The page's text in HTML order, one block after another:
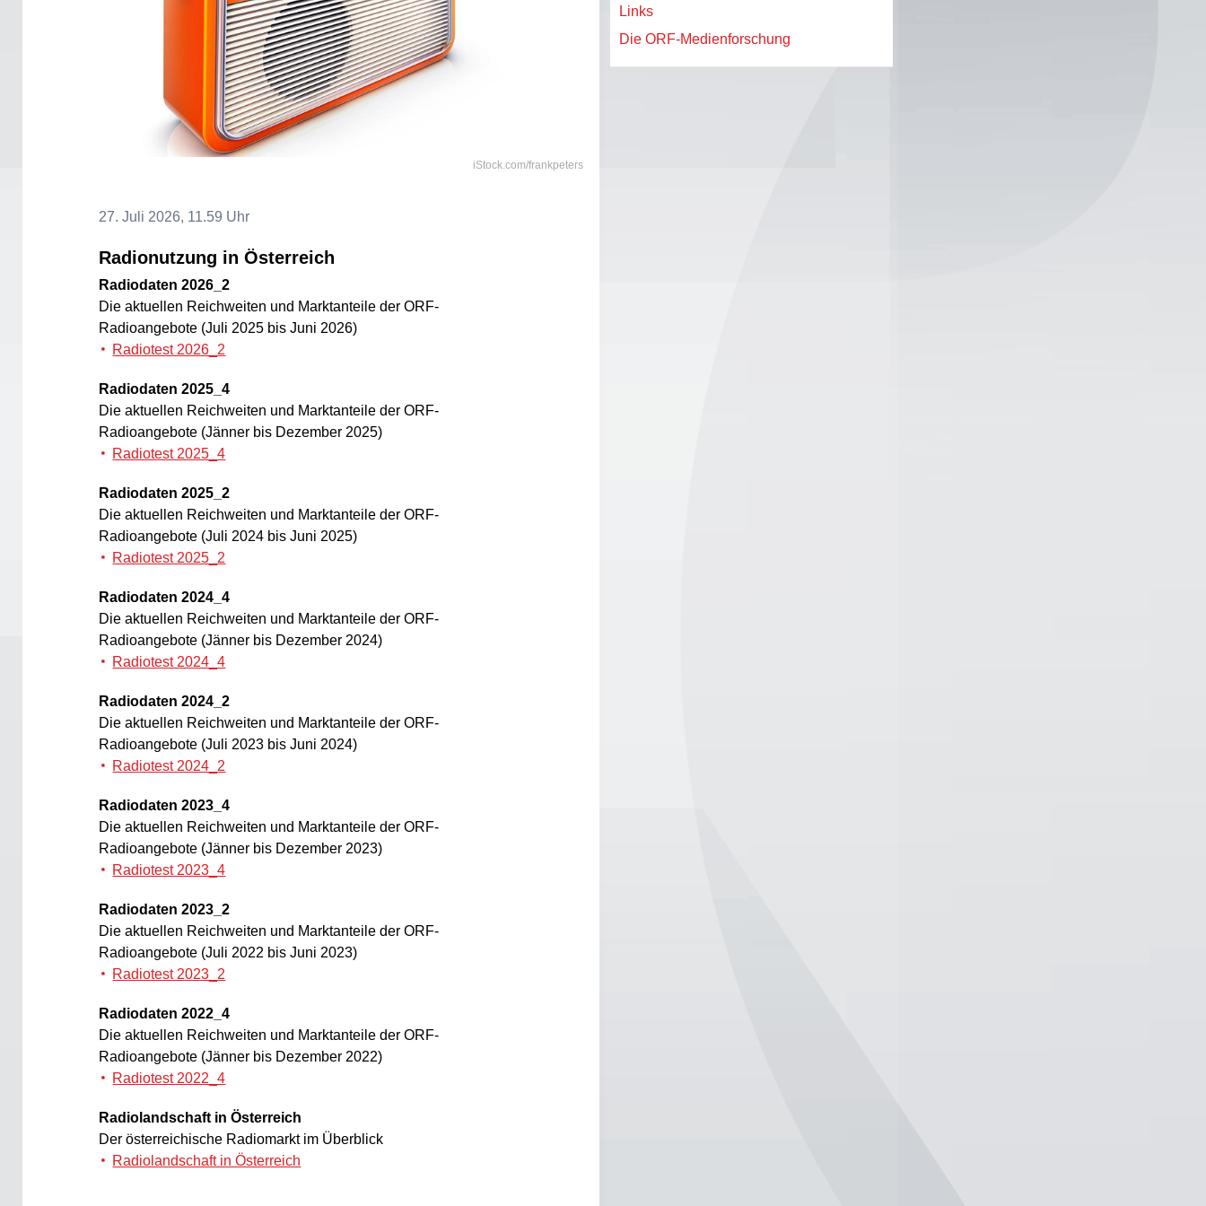
iStock.com/frankpeters
27. Juli 2026, 11.59 Uhr
Radionutzung in Österreich
Radiodaten 2026_2
Die aktuellen Reichweiten und Marktanteile der ORF-
Radioangebote (Juli 2025 bis Juni 2026)
Radiotest 2026_2
Radiodaten 2025_4
Die aktuellen Reichweiten und Marktanteile der ORF-
Radioangebote (Jänner bis Dezember 2025)
Radiotest 2025_4
Radiodaten 2025_2
Die aktuellen Reichweiten und Marktanteile der ORF-
Radioangebote (Juli 2024 bis Juni 2025)
Radiotest 2025_2
Radiodaten 2024_4
Die aktuellen Reichweiten und Marktanteile der ORF-
Radioangebote (Jänner bis Dezember 2024)
Radiotest 2024_4
Radiodaten 2024_2
Die aktuellen Reichweiten und Marktanteile der ORF-
Radioangebote (Juli 2023 bis Juni 2024)
Radiotest 2024_2
Radiodaten 2023_4
Die aktuellen Reichweiten und Marktanteile der ORF-
Radioangebote (Jänner bis Dezember 2023)
Radiotest 2023_4
Radiodaten 2023_2
Die aktuellen Reichweiten und Marktanteile der ORF-
Radioangebote (Juli 2022 bis Juni 2023)
Radiotest 2023_2
Radiodaten 2022_4
Die aktuellen Reichweiten und Marktanteile der ORF-
Radioangebote (Jänner bis Dezember 2022)
Radiotest 2022_4
Radiolandschaft in Österreich
Der österreichische Radiomarkt im Überblick
Radiolandschaft in Österreich
Links
Die ORF-Medienforschung